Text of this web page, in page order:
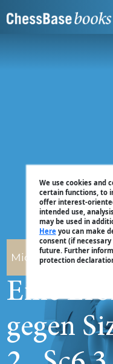
We use cookies and
certain functions, to
offer interest-
intended use,
may be used in
Hereyou can make
consent (if
future. Further
protection
Michael Prusikin
Eine
gegen